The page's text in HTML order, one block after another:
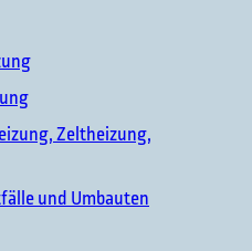
Zeltheizung,
und Umbauten